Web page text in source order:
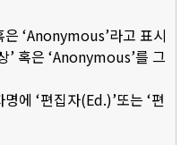
은 ‘Anonymous’라고 표시
’ 혹은 ‘Anonymous’를 그
에 ‘편집자(Ed.)’또는 ‘편